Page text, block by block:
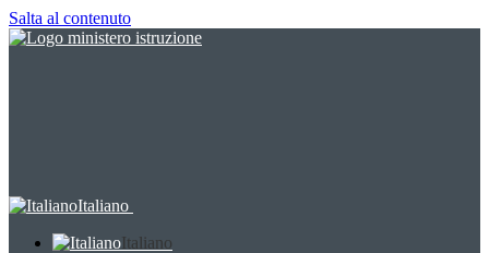
Salta al contenuto
Italiano
Italiano